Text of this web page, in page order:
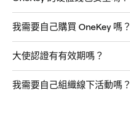
我需要自己購買 OneKey 嗎？
大使認證有有效期嗎？
我需要自己組織線下活動嗎？